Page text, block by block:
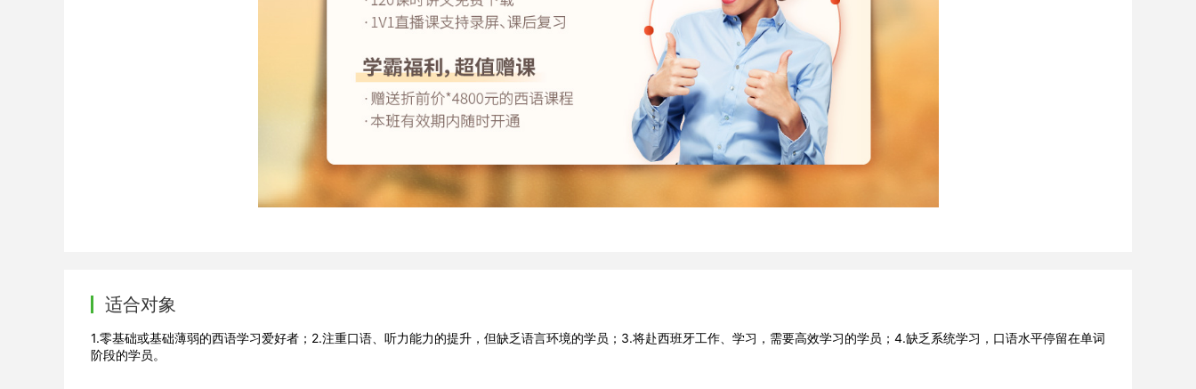
适合对象
1.零基础或基础薄弱的西语学习爱好者；2.注重口语、听力能力的提升，但缺乏语言环境的学员；3.将赴西班牙工作、学习，需要高效学习的学员；4.缺乏系统学习，口语水平停留在单词
阶段的学员。